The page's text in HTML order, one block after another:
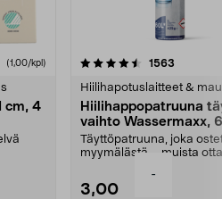
-
(1,00/kpl)
cm, 4
1563
Hiilihapotuslaitteet &
Hiilihappopatruuna
vaihto Wassermaxx,
Täyttöpatruuna, joka
myymälästä – muista
3,00
4.5viidestä